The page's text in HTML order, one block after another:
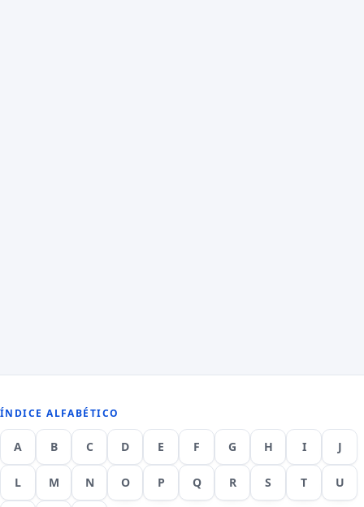
ÍNDICE ALFABÉTICO
A B C D E F G H I J
L M N O P Q R S T U